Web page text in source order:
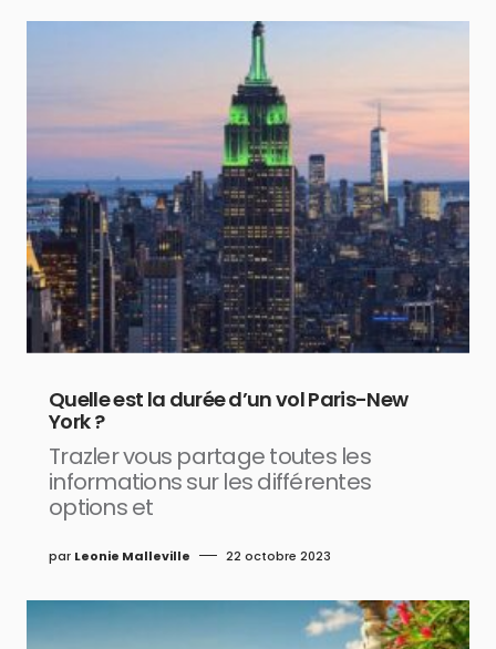
Quelle est la durée d’un vol Paris-New
York ?
Trazler vous partage toutes les
informations sur les différentes
options et
par Leonie Malleville 22 octobre 2023